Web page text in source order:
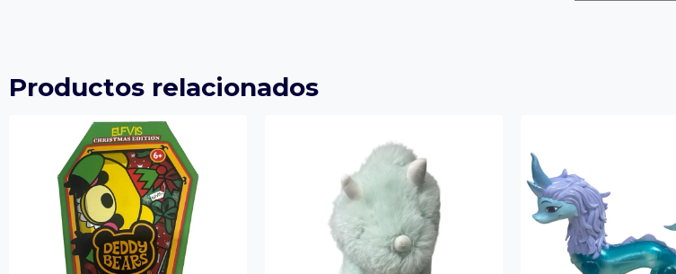
Productos relacionados